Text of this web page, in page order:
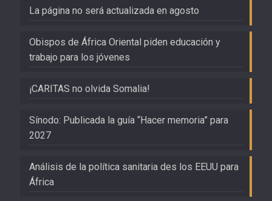
La página no será actualizada en agosto
Obispos de África Oriental piden educación y
trabajo para los jóvenes
¡CARITAS no olvida Somalia!
Sínodo: Publicada la guía “Hacer memoria” para
2027
Análisis de la política sanitaria des los EEUU para
África